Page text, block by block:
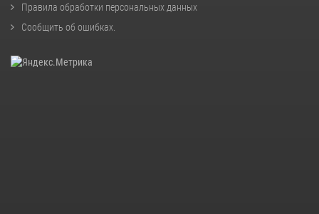
Правила обработки персональных данных
Сообщить об ошибках